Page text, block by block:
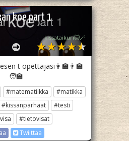
koe part 1
kissataikuri🐱🪄
t opettajasi👩‍🏫👨‍🏫
🧑‍🏫
#matematiikka
#matikka
#kissanparhaat
#testi
#tietovisat
Twiittaa